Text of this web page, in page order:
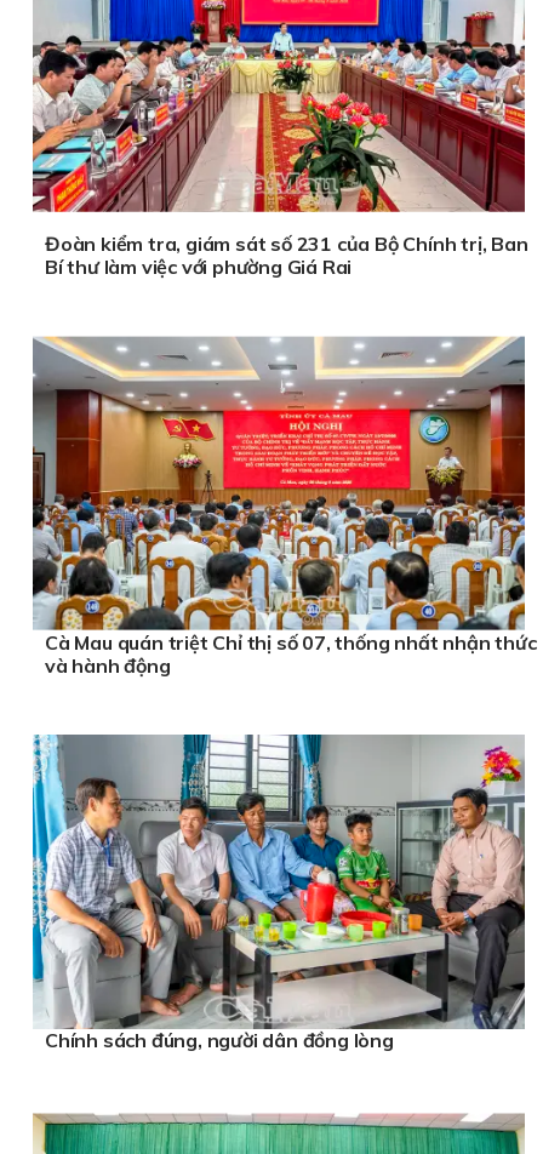
Đoàn kiểm tra, giám sát số 231 của Bộ Chính trị, Ban
Bí thư làm việc với phường Giá Rai
Cà Mau quán triệt Chỉ thị số 07, thống nhất nhận thức
và hành động
Chính sách đúng, người dân đồng lòng